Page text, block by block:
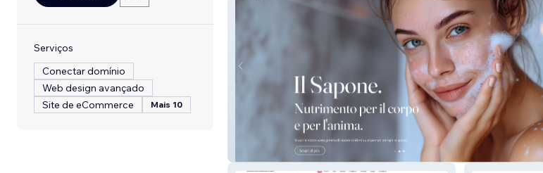
Serviços
Conectar domínio
Web design avançado
Site de eCommerce
Mais 10
ZENI SAPONI